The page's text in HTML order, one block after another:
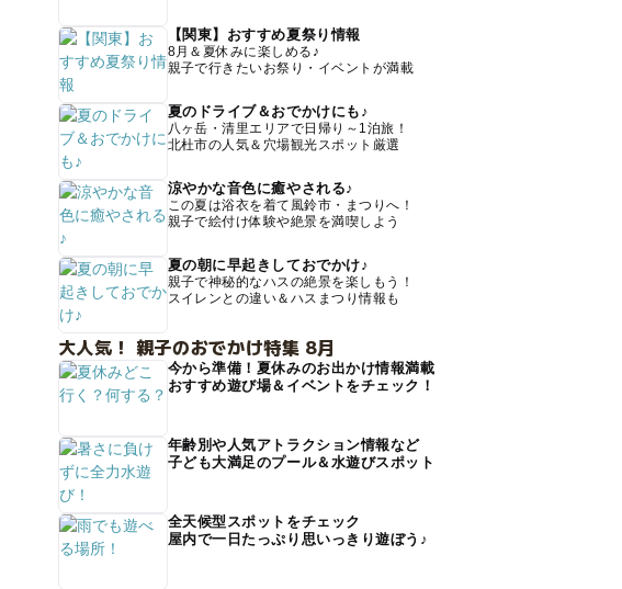
【関東】おすすめ夏祭り情報
8月＆夏休みに楽しめる♪
親子で行きたいお祭り・イベントが満載
夏のドライブ＆おでかけにも♪
八ヶ岳・清里エリアで日帰り～1泊旅！
北杜市の人気＆穴場観光スポット厳選
涼やかな音色に癒やされる♪
この夏は浴衣を着て風鈴市・まつりへ！
親子で絵付け体験や絶景を満喫しよう
夏の朝に早起きしておでかけ♪
親子で神秘的なハスの絶景を楽しもう！
スイレンとの違い＆ハスまつり情報も
大人気！ 親子のおでかけ特集 8月
今から準備！夏休みのお出かけ情報満載
おすすめ遊び場＆イベントをチェック！
年齢別や人気アトラクション情報など
子ども大満足のプール＆水遊びスポット
全天候型スポットをチェック
屋内で一日たっぷり思いっきり遊ぼう♪